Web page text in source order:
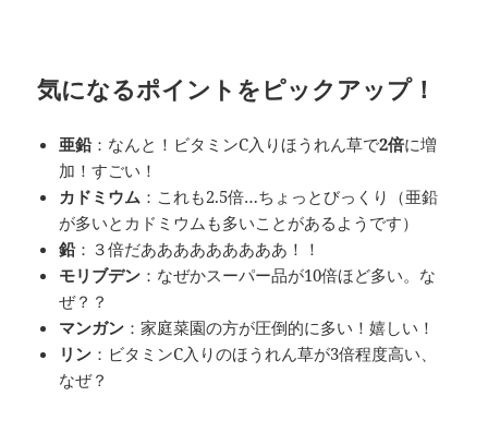
気になるポイントをピックアップ！
亜鉛 ：なんと！ビタミンC入りほうれん草で2倍に増
加！すごい！
カドミウム ：これも2.5倍…ちょっとびっくり（亜鉛
が多いとカドミウムも多いことがあるようです）
鉛 ：３倍だあああああああああ！！
モリブデン ：なぜかスーパー品が10倍ほど多い。な
ぜ？？
マンガン ：家庭菜園の方が圧倒的に多い！嬉しい！
リン ：ビタミンC入りのほうれん草が3倍程度高い、
なぜ？